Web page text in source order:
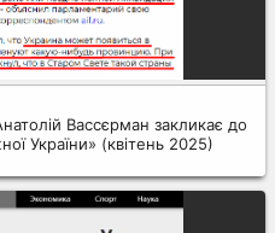
Вассєрман закликає до
України» (квітень 2025)